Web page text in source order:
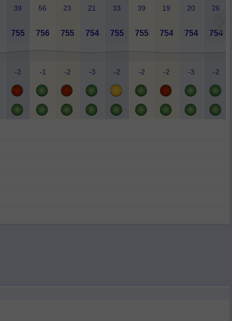
39 56 23 21 33 39 19 20 26
755 756 755 754 755 755 754 754 754
-2 -1 -2 -3 -2 -2 -2 -3 -2